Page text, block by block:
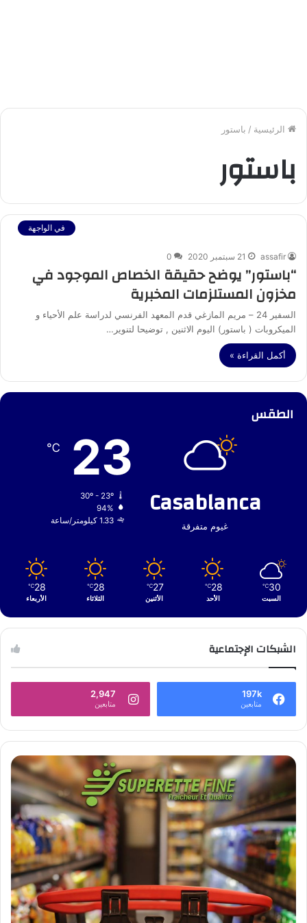
الرئيسية / باستور
باستور
في الواجهة
assafir 21 سبتمبر 2020 0
“باستور” يوضح حقيقة الخصاص الموجود في
مخزون المستلزمات المخبرية
السفير 24 – مريم المازغي قدم المعهد الفرنسي لدراسة علم الأحياء و
الميكروبات ( باستور) اليوم الاثنين , توضيحا لتنوير…
أكمل القراءة »
الطقس
Casablanca
غيوم متفرقة
23
℃
30º - 23º
94%
1.33 كيلومتر/ساعة
30
℃
السبت
28
℃
الأحد
27
℃
الأثنين
28
℃
الثلاثاء
28
℃
الأربعاء
الشبكات الإجتماعية
197k
متابعين
2,947
متابعين